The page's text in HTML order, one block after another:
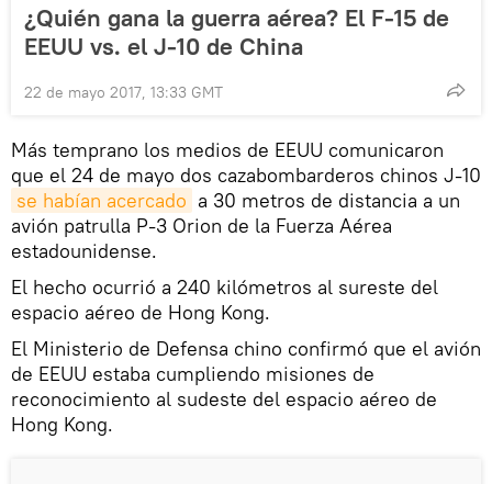
¿Quién gana la guerra aérea? El F-15 de
EEUU vs. el J-10 de China
22 de mayo 2017, 13:33 GMT
Más temprano los medios de EEUU comunicaron
que el 24 de mayo dos cazabombarderos chinos J-10
se habían acercado a 30 metros de distancia a un
avión patrulla P-3 Orion de la Fuerza Aérea
estadounidense.
El hecho ocurrió a 240 kilómetros al sureste del
espacio aéreo de Hong Kong.
El Ministerio de Defensa chino confirmó que el avión
de EEUU estaba cumpliendo misiones de
reconocimiento al sudeste del espacio aéreo de
Hong Kong.